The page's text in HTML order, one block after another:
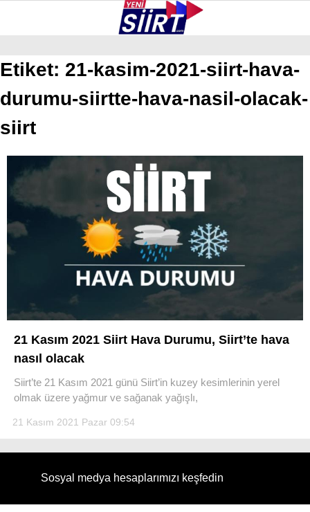
WhatsApp İhbar Hattı
GALERİ VİDEO YAZARLAR
BAYKAN
ŞIRVAN
Etiket: 21-kasim-2021-siirt-hava-
durumu-siirtte-hava-nasil-olacak-
siirt
21 Kasım 2021 Siirt Hava Durumu, Siirt’te hava
nasıl olacak
Siirt’te 21 Kasım 2021 günü Siirt’in kuzey kesimlerinin yerel
olmak üzere yağmur ve sağanak yağışlı,
21 Kasım 2021 Pazar 09:54
Sosyal medya hesaplarımızı keşfedin